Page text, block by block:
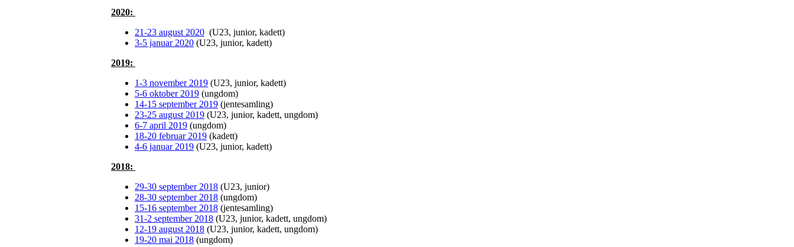
2020:
21-23 august 2020 (U23, junior, kadett)
3-5 januar 2020 (U23, junior, kadett)
2019:
1-3 november 2019 (U23, junior, kadett)
5-6 oktober 2019 (ungdom)
14-15 september 2019 (jentesamling)
23-25 august 2019 (U23, junior, kadett, ungdom)
6-7 april 2019 (ungdom)
18-20 februar 2019 (kadett)
4-6 januar 2019 (U23, junior, kadett)
2018:
29-30 september 2018 (U23, junior)
28-30 september 2018 (ungdom)
15-16 september 2018 (jentesamling)
31-2 september 2018 (U23, junior, kadett, ungdom)
12-19 august 2018 (U23, junior, kadett, ungdom)
19-20 mai 2018 (ungdom)